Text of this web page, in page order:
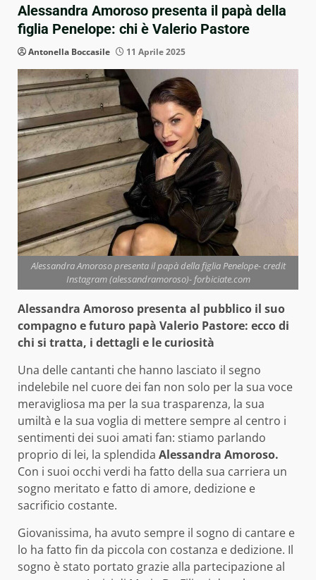
Alessandra Amoroso presenta il papà della
figlia Penelope: chi è Valerio Pastore
Antonella Boccasile 11 Aprile 2025
Alessandra Amoroso presenta il papà della figlia Penelope- credit
Instagram (alessandramoroso)- forbiciate.com
Alessandra Amoroso presenta al pubblico il suo
compagno e futuro papà Valerio Pastore: ecco di
chi si tratta, i dettagli e le curiosità
Una delle cantanti che hanno lasciato il segno
indelebile nel cuore dei fan non solo per la sua voce
meravigliosa ma per la sua trasparenza, la sua
umiltà e la sua voglia di mettere sempre al centro i
sentimenti dei suoi amati fan: stiamo parlando
proprio di lei, la splendida Alessandra Amoroso.
Con i suoi occhi verdi ha fatto della sua carriera un
sogno meritato e fatto di amore, dedizione e
sacrificio costante.
Giovanissima, ha avuto sempre il sogno di cantare e
lo ha fatto fin da piccola con costanza e dedizione. Il
sogno è stato portato grazie alla partecipazione al